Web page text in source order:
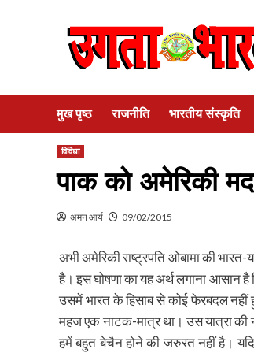
मुख पृष्ठ राजनीति भारतीय संस्कृति
विविधा
पाक को अमेरिकी
अमन आर्य 09/02/2015
अभी अमेरिकी राष्ट्रपति ओबामा की भारत-
है। इस घोषणा का यह अर्थ लगाना आसान है
उसमें भारत के हिसाब से कोई फेरबदल नहीं
महज एक नाटक-मात्र था। उस यात्रा की
हमें बहुत बेचैन होने की जरुरत नहीं है।